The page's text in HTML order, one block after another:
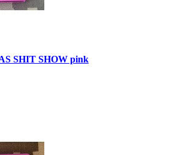
SHIT SHOW pink